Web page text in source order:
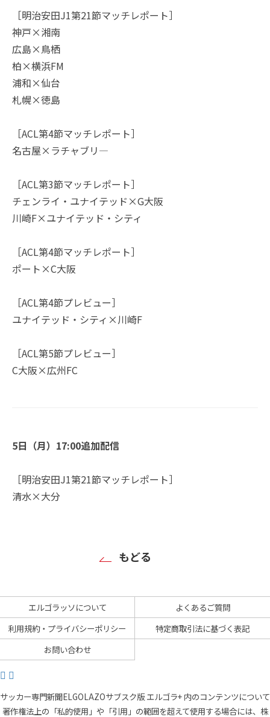
［明治安田J1第21節マッチレポート］
神戸×湘南
広島×鳥栖
柏×横浜FM
浦和×仙台
札幌×徳島
［ACL第4節マッチレポート］
名古屋×ラチャブリ―
［ACL第3節マッチレポート］
チェンライ・ユナイテッド×G大阪
川崎F×ユナイテッド・シティ
［ACL第4節マッチレポート］
ポート×C大阪
［ACL第4節プレビュー］
ユナイテッド・シティ×川崎F
［ACL第5節プレビュー］
C大阪×広州FC
5日（月）17:00追加配信
［明治安田J1第21節マッチレポート］
清水×大分
もどる
エルゴラッソについて
よくあるご質問
利用規約・プライバシーポリシー
特定商取引法に基づく表記
お問い合わせ
サッカー専門新聞ELGOLAZOサブスク版 エルゴラ+ 内のコンテンツについて
著作権法上の「私的使用」や「引用」の範囲を超えて使用する場合には、株